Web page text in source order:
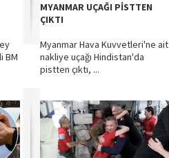
BM
MYANMAR UÇAĞI PİSTTEN
ÇIKTI
Myanmar Hava Kuvvetleri'ne ait
nakliye uçağı Hindistan'da
pistten çıktı, ...